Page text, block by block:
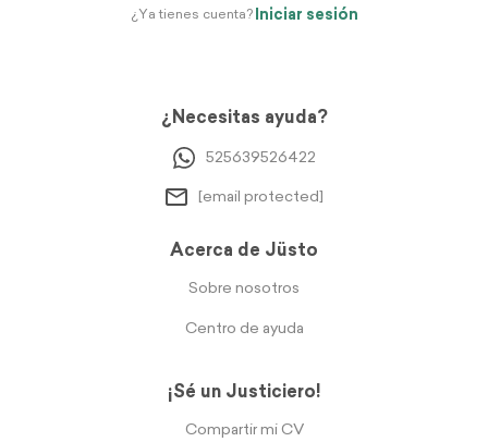
¿Ya tienes cuenta? Iniciar sesión
¿Necesitas ayuda?
525639526422
[email protected]
Acerca de Jüsto
Sobre nosotros
Centro de ayuda
¡Sé un Justiciero!
Compartir mi CV